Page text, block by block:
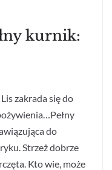
kurnik:
zakrada się do
do
Strzeż dobrze
Kto wie, może